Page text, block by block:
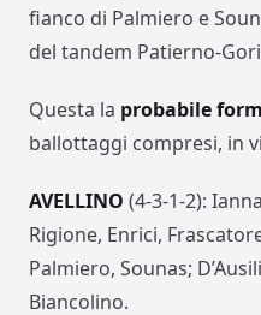
fianco di Palmiero e
del tandem Patierno-
Questa la probabile
ballottaggi compresi, in
AVELLINO (4-3-1-2):
Rigione, Enrici,
Palmiero, Sounas;
Biancolino.